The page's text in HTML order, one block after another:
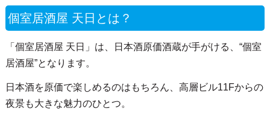
個室居酒屋 天日とは？
「個室居酒屋 天日」は、日本酒原価酒蔵が手がける、“個室
居酒屋”となります。
日本酒を原価で楽しめるのはもちろん、高層ビル11Fからの
夜景も大きな魅力のひとつ。